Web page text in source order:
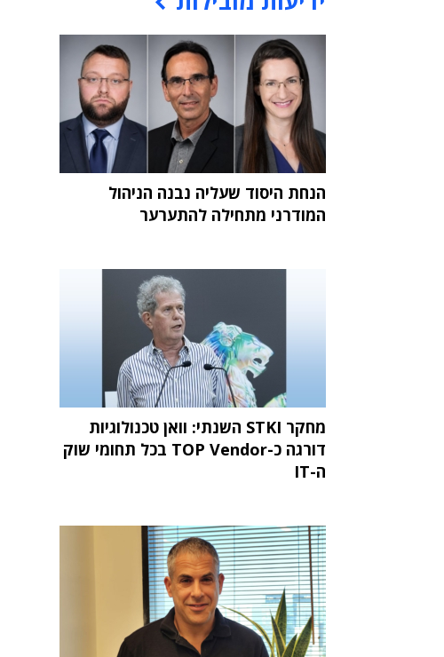
הנחת היסוד שעליה נבנה הניהול
המודרני מתחילה להתערער
מחקר STKI השנתי: וואן טכנולוגיות
דורגה כ-TOP Vendor בכל תחומי שוק
ה-IT